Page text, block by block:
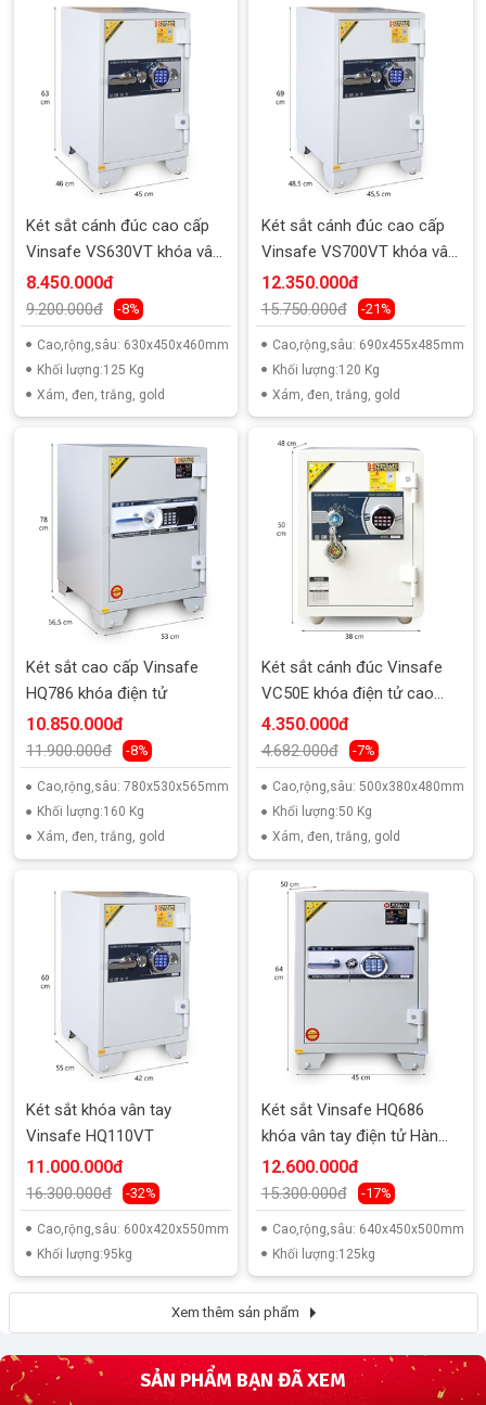
Két sắt cánh đúc cao cấp
Vinsafe VS630VT khóa vân
tay
8.450.000đ
9.200.000đ -8%
Cao,rộng,sâu: 630x450x460mm
Khối lượng:125 Kg
Xám, đen, trắng, gold
Két sắt cánh đúc cao cấp
Vinsafe VS700VT khóa vân
tay
12.350.000đ
15.750.000đ -21%
Cao,rộng,sâu: 690x455x485mm
Khối lượng:120 Kg
Xám, đen, trắng, gold
Két sắt cao cấp Vinsafe
HQ786 khóa điện tử
10.850.000đ
11.900.000đ -8%
Cao,rộng,sâu: 780x530x565mm
Khối lượng:160 Kg
Xám, đen, trắng, gold
Két sắt cánh đúc Vinsafe
VC50E khóa điện tử cao
cấp
4.350.000đ
4.682.000đ -7%
Cao,rộng,sâu: 500x380x480mm
Khối lượng:50 Kg
Xám, đen, trắng, gold
Két sắt khóa vân tay
Vinsafe HQ110VT
11.000.000đ
16.300.000đ -32%
Cao,rộng,sâu: 600x420x550mm
Khối lượng:95kg
Két sắt Vinsafe HQ686
khóa vân tay điện tử Hàn
Quốc
12.600.000đ
15.300.000đ -17%
Cao,rộng,sâu: 640x450x500mm
Khối lượng:125kg
Xem thêm sản phẩm
SẢN PHẨM BẠN ĐÃ XEM